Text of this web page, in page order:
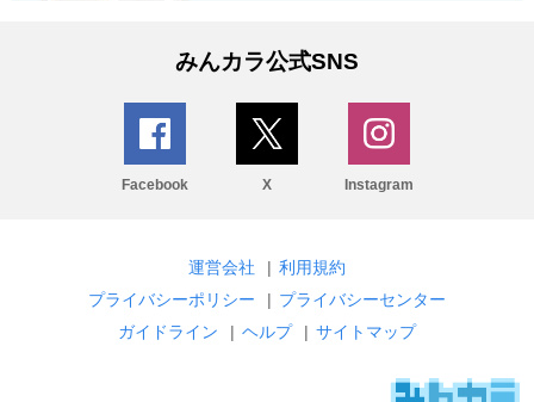
みんカラ公式SNS
Facebook X Instagram
運営会社 | 利用規約
プライバシーポリシー
| プライバシーセンター
ガイドライン
| ヘルプ | サイトマップ